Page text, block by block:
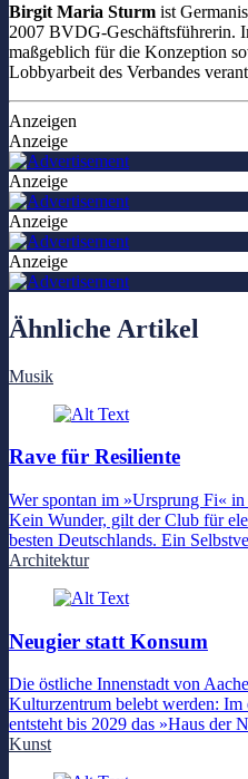
Birgit Maria Sturm ist
2007 BVDG-Geschäftsführerin.
maßgeblich für die Konzeption
Lobbyarbeit des Verbandes
Anzeigen
Anzeige
Anzeige
Anzeige
Anzeige
Ähnliche Artikel
Musik
Rave für Resiliente
Wer spontan im »Ursprung Fi«
Kein Wunder, gilt der Club für
besten Deutschlands. Ein
Architektur
Neugier statt Konsum
Die östliche Innenstadt von
Kulturzentrum belebt werden:
entsteht bis 2029 das »Haus der
Kunst